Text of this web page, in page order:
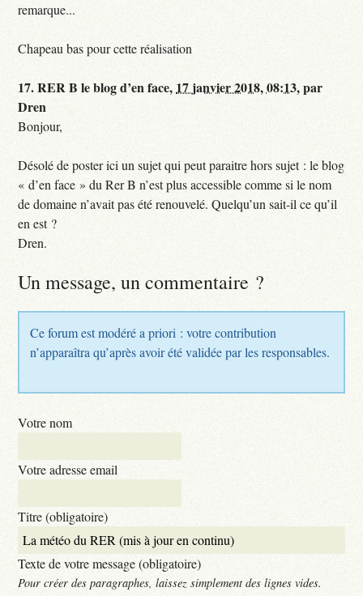
remarque...
Chapeau bas pour cette réalisation
17.RER B le blog d’en face, 17 janvier 2018, 08:13,par
Dren
Bonjour,
Désolé de poster ici un sujet qui peut paraitre hors sujet : le blog
« d’en face » du Rer B n’est plus accessible comme si le nom
de domaine n’avait pas été renouvelé. Quelqu’un sait-il ce qu’il
en est ?
Dren.
Un message, un commentaire ?
Ce forum est modéré a priori : votre contribution
n’apparaîtra qu’après avoir été validée par les responsables.
Votre nom
Votre adresse email
Titre (obligatoire)
Texte de votre message (obligatoire)
Pour créer des paragraphes, laissez simplement des lignes vides.